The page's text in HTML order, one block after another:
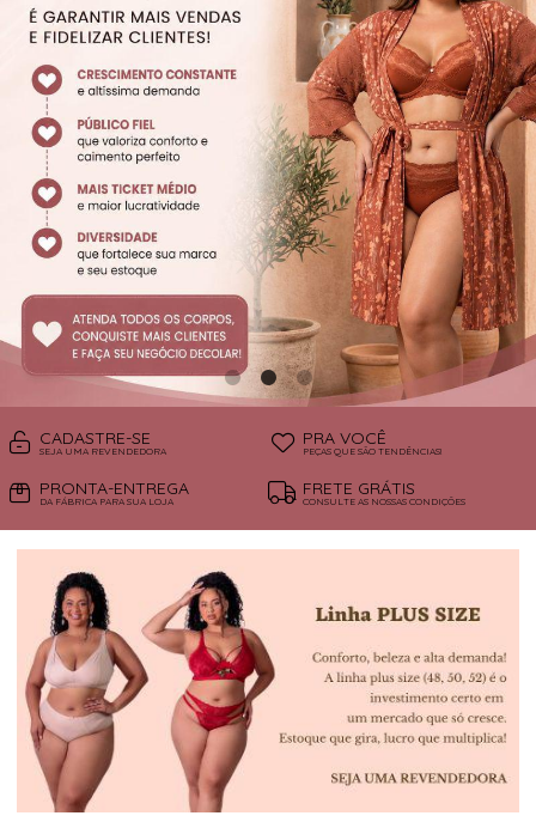
SUTIÃS
CADASTRE-SE
SEJA UMA REVENDEDORA
PRA VOCÊ
PEÇAS QUE SÃO TENDÊNCIAS!
PRONTA-ENTREGA
DA FÁBRICA PARA SUA LOJA
FRETE GRÁTIS
CONSULTE AS NOSSAS CONDIÇÕES